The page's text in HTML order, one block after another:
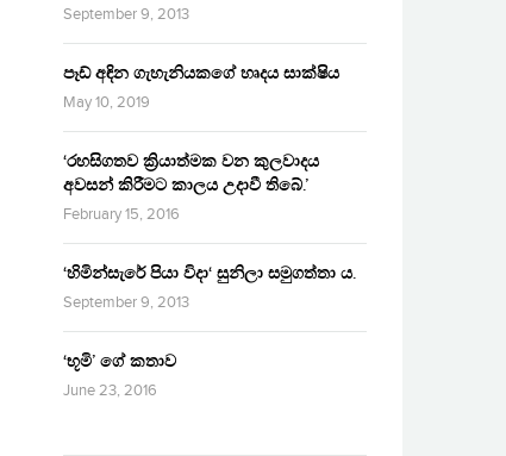
September 9, 2013
පෑඩ් අඳින ගැහැනියකගේ හෘදය සාක්ෂිය
May 10, 2019
‘රහසිගතව ක්‍රියාත්මක වන කුලවාදය
අවසන් කිරීමට කාලය උදාවී තිබේ.’
February 15, 2016
‘හිමින්සැරේ පියා විදා‘ සුනිලා සමුගත්තා ය.
September 9, 2013
‘භූමි’ ගේ කතාව
June 23, 2016